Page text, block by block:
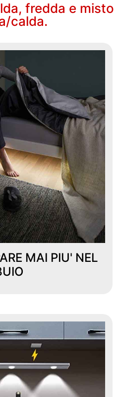
fredda e misto
calda.
MAI PIU' NEL